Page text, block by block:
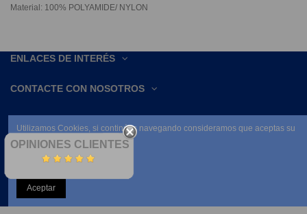
Material: 100% POLYAMIDE/ NYLON
ENLACES DE INTERÉS
CONTACTE CON NOSOTROS
OPINIONES CLIENTES
NEWSLETTER
Utilizamos Cookies, si continúas navegando consideramos que aceptas su
uso.
Leer condiciones
Aceptar